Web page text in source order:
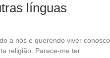
línguas
a nós e querendo viver conosco
religião. Parece-me ter